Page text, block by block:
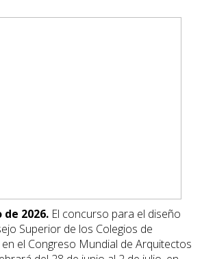
2026. El concurso para el diseño
Superior de los Colegios de
en el Congreso Mundial de Arquitectos